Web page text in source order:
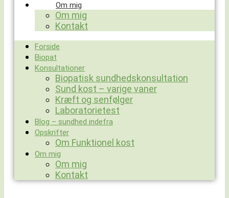
Om mig
Om mig
Kontakt
Forside
Biopat
Konsultationer
Biopatisk sundhedskonsultation
Sund kost – varige vaner
Kræft og senfølger
Laboratorietest
Blog – sundhed indefra
Opskrifter
Om Funktionel kost
Om mig
Om mig
Kontakt